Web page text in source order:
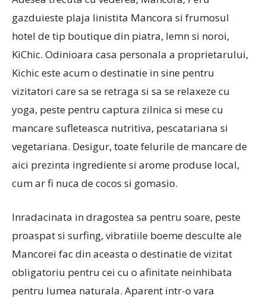
gazduieste plaja linistita Mancora si frumosul
hotel de tip boutique din piatra, lemn si noroi,
KiChic. Odinioara casa personala a proprietarului,
Kichic este acum o destinatie in sine pentru
vizitatori care sa se retraga si sa se relaxeze cu
yoga, peste pentru captura zilnica si mese cu
mancare sufleteasca nutritiva, pescatariana si
vegetariana. Desigur, toate felurile de mancare de
aici prezinta ingrediente si arome produse local,
cum ar fi nuca de cocos si gomasio.
Inradacinata in dragostea sa pentru soare, peste
proaspat si surfing, vibratiile boeme desculte ale
Mancorei fac din aceasta o destinatie de vizitat
obligatoriu pentru cei cu o afinitate neinhibata
pentru lumea naturala. Aparent intr-o vara